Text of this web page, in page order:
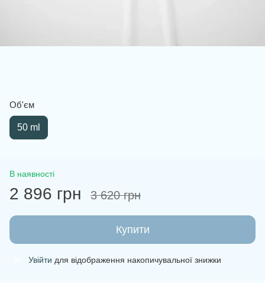
Об'єм
50 ml
В наявності
2 896 грн 3 620 грн
Купити
Увійти для відображення накопичувальної знижки